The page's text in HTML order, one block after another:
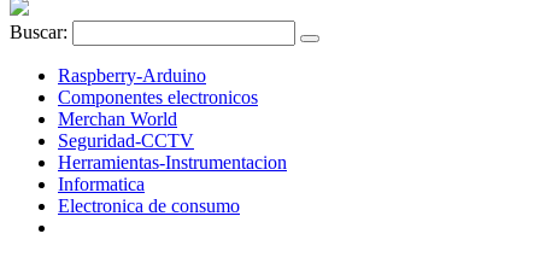
Buscar:
Raspberry-Arduino
Componentes electronicos
Merchan World
Seguridad-CCTV
Herramientas-Instrumentacion
Informatica
Electronica de consumo